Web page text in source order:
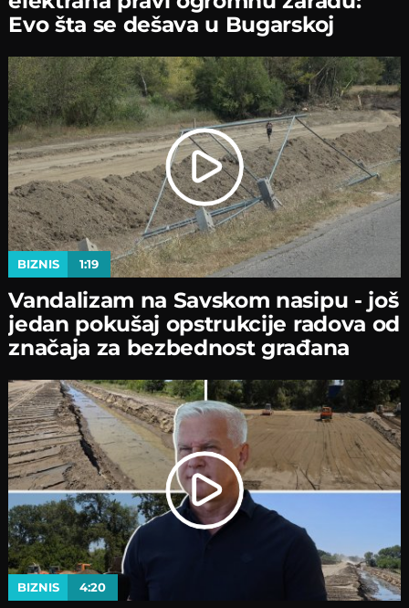
Evo šta se dešava u Bugarskoj
BIZNIS 1:19
Vandalizam na Savskom nasipu - јoš
јedan pokušaј opstrukciјe radova od
značaјa za bezbednost građana
BIZNIS 4:20